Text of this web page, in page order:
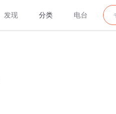
发现 分类 电台